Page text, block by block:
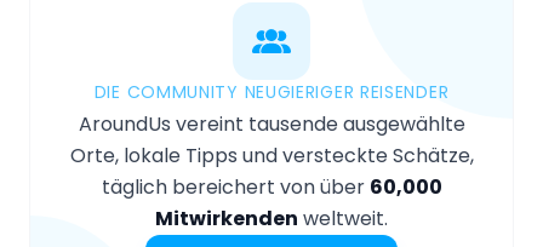
DIE COMMUNITY NEUGIERIGER REISENDER
AroundUs vereint tausende ausgewählte
Orte, lokale Tipps und versteckte Schätze,
täglich bereichert von über 60,000
Mitwirkenden weltweit.